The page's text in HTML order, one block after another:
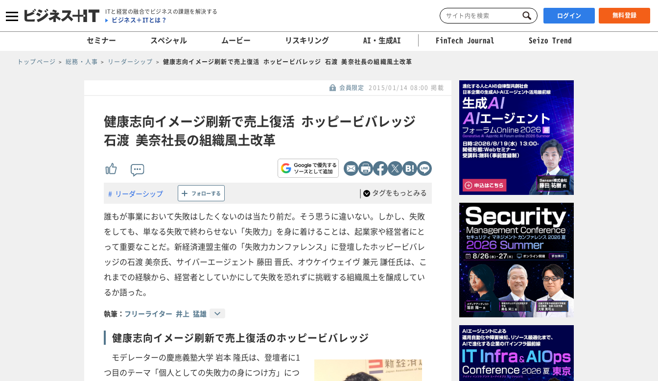
ITと経営の融合でビジネスの課題を解決する
ビジネス＋ITとは？ ログイン 無料登録
セミナー スペシャル ムービー リスキリング AI・生成AI FinTech Journal Seizo Trend
トップページ 総務・人事 リーダーシップ 健康志向イメージ刷新で売上復活 ホッピービバレッジ 石渡 美奈社長の組織風土改革
会員限定 2015/01/14 08:00 掲載
健康志向イメージ刷新で売上復活 ホッピービバレッジ
石渡 美奈社長の組織風土改革
リーダーシップ フォローする | タグをもっとみる
誰もが事業において失敗はしたくないのは当たり前だ。そう思うに違いない。しかし、失敗
をしても、単なる失敗で終わらせない「失敗力」を身に着けることは、起業家や経営者にと
って重要なことだ。新経済連盟主催の「失敗力カンファレンス」に登壇したホッピービバレ
ッジの石渡 美奈氏、サイバーエージェント 藤田 晋氏、オウケイウェイヴ 兼元 謙任氏は、こ
れまでの経験から、経営者としていかにして失敗を恐れずに挑戦する組織風土を醸成してい
るか語った。
執筆： フリーライター 井上 猛雄
健康志向イメージ刷新で売上復活のホッピービバレッジ
モデレーターの慶應義塾大学 岩本 隆氏は、登壇者に1
つ目のテーマ「個人としての失敗力の身につけ方」につ